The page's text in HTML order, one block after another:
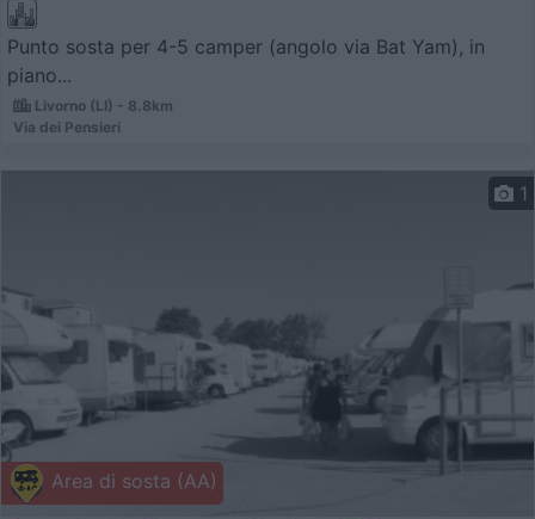
Punto sosta per 4-5 camper (angolo via Bat Yam), in
piano...
Livorno (LI) - 8.8km
Via dei Pensieri
Area di sosta (AA)
1